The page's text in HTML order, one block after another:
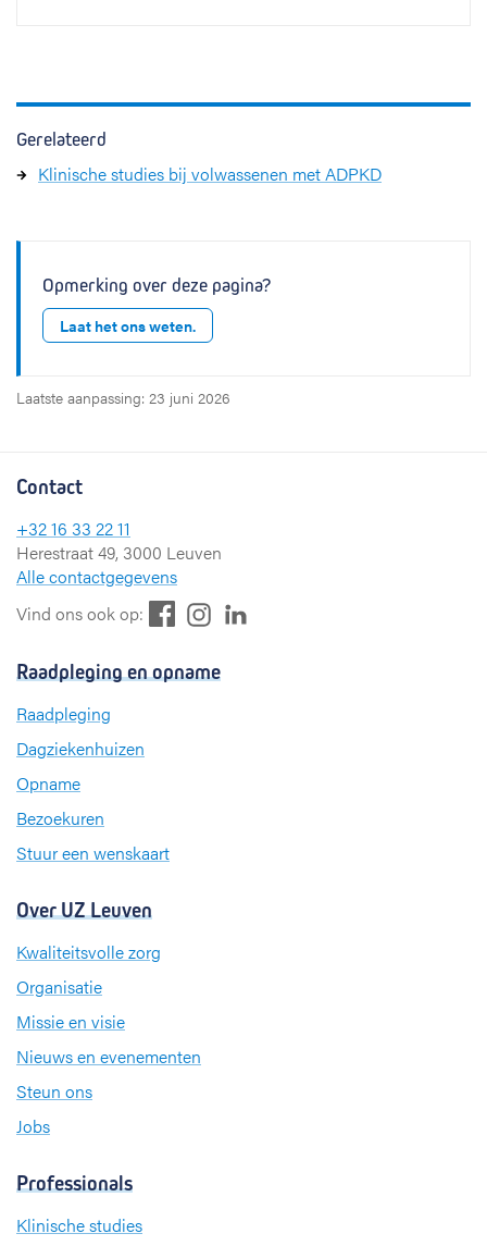
Gerelateerd
Klinische studies bij volwassenen met ADPKD
Opmerking over deze pagina?
Laat het ons weten.
Laatste aanpassing: 23 juni 2026
Contact
+32 16 33 22 11
Herestraat 49, 3000 Leuven
Alle contactgegevens
Vind ons ook op:
e
t
Raadpleging en opname
Raadpleging
Dagziekenhuizen
Opname
Bezoekuren
Stuur een wenskaart
Over UZ Leuven
Kwaliteitsvolle zorg
Organisatie
Missie en visie
Nieuws en evenementen
Steun ons
Jobs
Professionals
Klinische studies